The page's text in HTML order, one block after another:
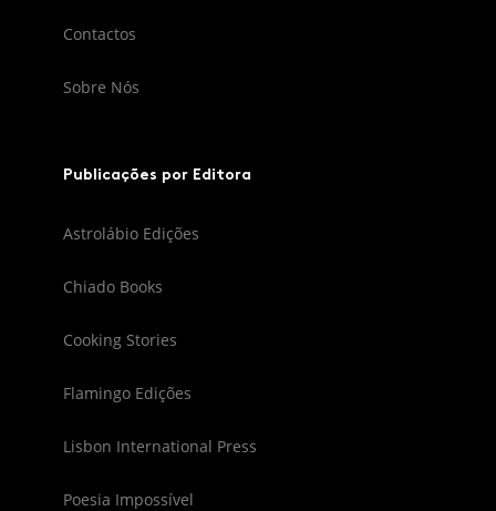
Contactos
Sobre Nós
Publicações por Editora
Astrolábio Edições
Chiado Books
Cooking Stories
Flamingo Edições
Lisbon International Press
Poesia Impossível